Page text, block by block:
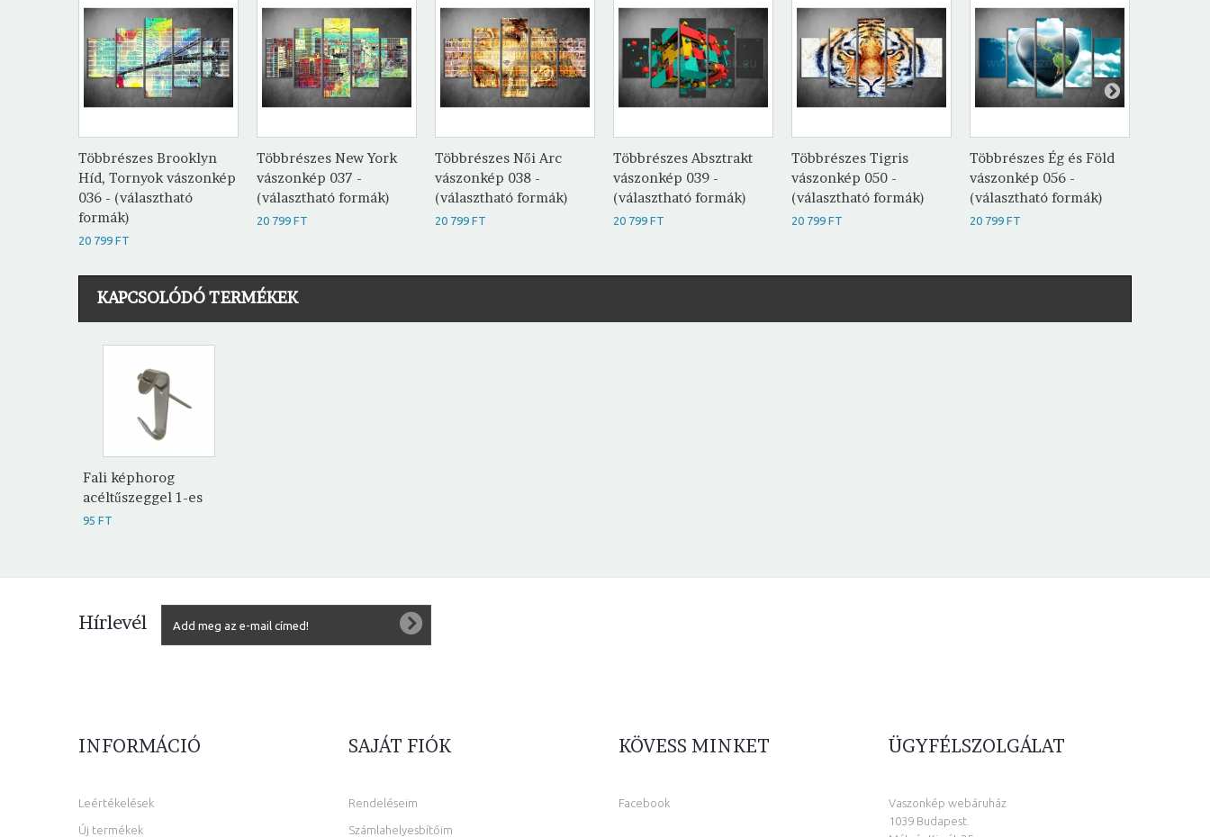
Többrészes Brooklyn
Híd, Tornyok vászonkép
036 - (választható
formák)
20 799 FT
Többrészes New York
vászonkép 037 -
(választható formák)
20 799 FT
Többrészes Női Arc
vászonkép 038 -
(választható formák)
20 799 FT
Többrészes Absztrakt
vászonkép 039 -
(választható formák)
20 799 FT
Többrészes Tigris
vászonkép 050 -
(választható formák)
20 799 FT
Többrészes Ég és Föld
vászonkép 056 -
(választható formák)
20 799 FT
KAPCSOLÓDÓ TERMÉKEK
Fali képhorog
acéltűszeggel 1-es
95 FT
Hírlevél
INFORMÁCIÓ
Leértékelések
Új termékek
SAJÁT FIÓK
Rendeléseim
Számlahelyesbítőim
KÖVESS MINKET
Facebook
ÜGYFÉLSZOLGÁLAT
Vaszonkép webáruház
1039 Budapest.